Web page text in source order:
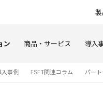
ン 商品・サービス 導入
入事例 ESET関連コラム パー